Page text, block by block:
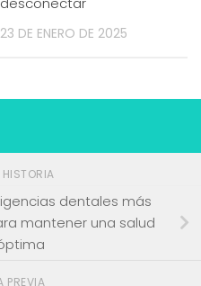
23 DE ENERO DE 2025
HISTORIA
dentales más
mantener una salud
PREVIA